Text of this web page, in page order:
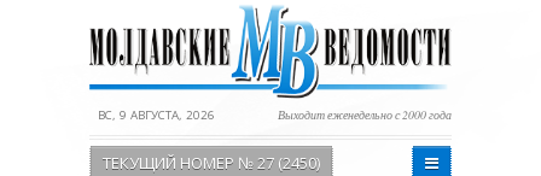
ВС, 9 АВГУСТА, 2026 Выходит еженедельно с 2000 года
ТЕКУЩИЙ НОМЕР № 27 (2450)